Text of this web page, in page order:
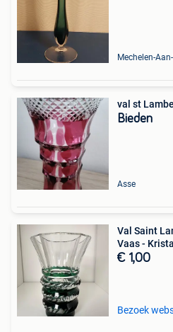
Mechelen-
val st
Bieden
Asse
Val Saint
Vaas -
€ 1,00
Bezoek